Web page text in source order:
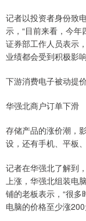
记者以投资者身份致
示，“目前来看，今
证券部工作人员表示
业绩都会受到积极影
下游消费电子被动提价
华强北商户订单下滑
存储产品的涨价潮，
设，还有手机、平板
记者在华强北了解到
上涨，华强北组装电
铺的老板表示，“很
电脑的价格至少涨200